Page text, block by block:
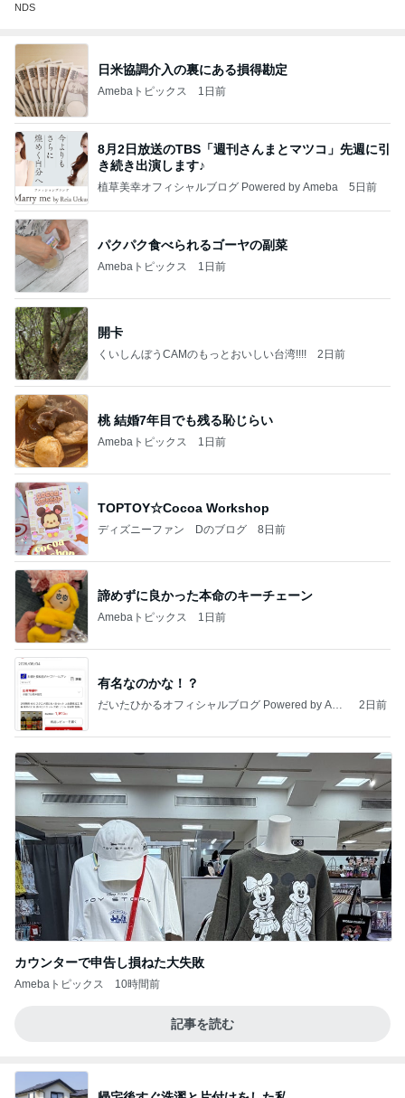
NDS
日米協調介入の裏にある損得勘定
Amebaトピックス 1日前
8月2日放送のTBS「週刊さんまとマツコ」先週に引
き続き出演します♪
植草美幸オフィシャルブログ Powered by Ameba 5日前
パクパク食べられるゴーヤの副菜
Amebaトピックス 1日前
開卡
くいしんぼうCAMのもっとおいしい台湾!!!! 2日前
桃 結婚7年目でも残る恥じらい
Amebaトピックス 1日前
TOPTOY☆Cocoa Workshop
ディズニーファン Dのブログ 8日前
諦めずに良かった本命のキーチェーン
Amebaトピックス 1日前
有名なのかな！？
だいたひかるオフィシャルブログ Powered by Ame
2日前
カウンターで申告し損ねた大失敗
Amebaトピックス 10時間前
記事を読む